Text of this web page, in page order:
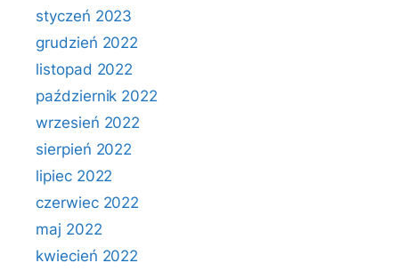
styczeń 2023
grudzień 2022
listopad 2022
październik 2022
wrzesień 2022
sierpień 2022
lipiec 2022
czerwiec 2022
maj 2022
kwiecień 2022